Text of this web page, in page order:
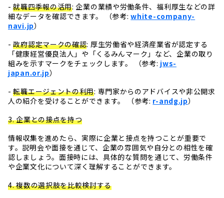
-就職四季報の活用: 企業の業績や労働条件、福利厚生などの詳
細なデータを確認できます。 （参考:white-company-
navi.jp）
-政府認定マークの確認: 厚生労働省や経済産業省が認定する
「健康経営優良法人」や「くるみんマーク」など、企業の取り
組みを示すマークをチェックします。 （参考: jws-
japan.or.jp）
-転職エージェントの利用: 専門家からのアドバイスや非公開求
人の紹介を受けることができます。 （参考: r-andg.jp）
3. 企業との接点を持つ
情報収集を進めたら、実際に企業と接点を持つことが重要で
す。説明会や面接を通じて、企業の雰囲気や自分との相性を確
認しましょう。面接時には、具体的な質問を通じて、労働条件
や企業文化について深く理解することができます。
4. 複数の選択肢を比較検討する